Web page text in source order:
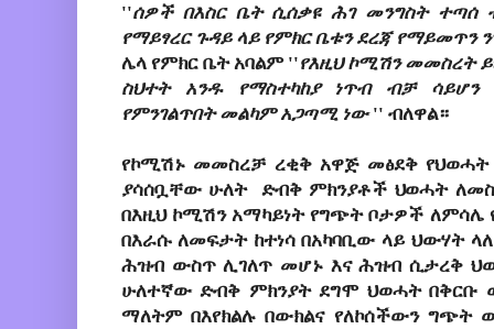
''ሰዎች በእስር ቤት ሲሰቃዩ ሕገ መንግስት ተጣሰ
የማይፃረር ጉዳይ ላይ የምክር ቤቱን ደረጃ የማይመጥን
ሌላ የምክር ቤት አባልም ''የእዚህ ኮሚሽን መመስረት
ስህተት አንዱ የማስተካከያ ነጥብ ብቻ ሳይሆን
የምንገልጥበት መልካም አጋጣሚ ነው '' ብለዋል።
የኮሚሽኑ መመስረቻ ረቂቅ አዋጅ መፅደቅ
ያሳሰቧቸው ሁለት  ድብቅ ምክንያቶች ህወሓት
በእዚህ ኮሚሽን አማካይነት የግጭት ቦታዎች ለምሳሌ
በእራሱ ለመፍታት ከተነሳ በአካባቢው ላይ ህውሃት
ሕዝብ ውስጥ ሊገለጥ መሆኑ እና ሕዝብ ሲታረቅ
ሁለተኛው ድብቅ ምክንያት ደግሞ ህወሓት በቅርቡ
ማለትም በእየክልሉ በውክልና የለኮሰችውን ግጭት